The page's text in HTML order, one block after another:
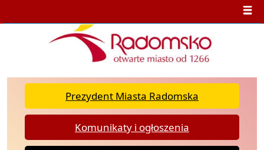
Prezydent Miasta Radomska
Komunikaty i ogłoszenia